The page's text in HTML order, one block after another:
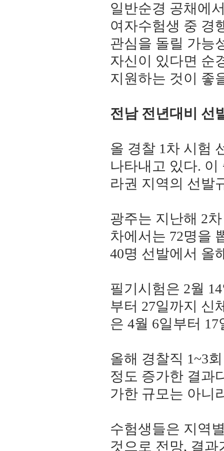
일반순경 공채에
여자수험생 중 경
관심을 돌릴 가능
자신이 있다면 순
지원하는 것이 좋
전남 전년대비 선
올 경찰 1차 시험
나타내고 있다.
라권 지역의 선발
광주는 지난해 2
차에서는 72명을
40명 선발에서 올
필기시험은 2월
부터 27일까지 신
은 4월 6일부터
올해 경찰직 1~3
정도 증가한 결과
가한 규모는 아니
수험생들은 지역
것으로 전망, 결